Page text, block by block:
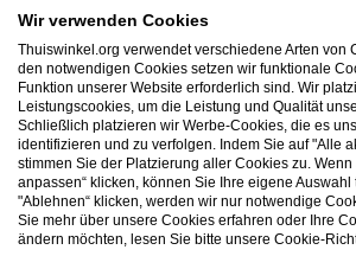
rechtlichen Instrumenten und Beratung,
Interessenvertretung, Marktforschung
eine eigene Bildungsplattform, die
Academy.
Schnelles Navigieren
Wir verwenden Cookies
Thuiswinkel.org verwendet verschiedene Arten von
den notwendigen Cookies setzen wir funktionale
Funktion unserer Website erforderlich sind. Wir
Leistungscookies, um die Leistung und Qualität
Schließlich platzieren wir Werbe-Cookies, die es
identifizieren und zu verfolgen. Indem Sie auf "Alle
stimmen Sie der Platzierung aller Cookies zu.
anpassen“ klicken, können Sie Ihre eigene
"Ablehnen“ klicken, werden wir nur notwendige
Sie mehr über unsere Cookies erfahren oder Ihre
ändern möchten, lesen Sie bitte unsere Cookie-